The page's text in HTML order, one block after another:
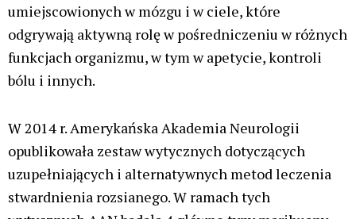
umiejscowionych w mózgu i w ciele, które
odgrywają aktywną rolę w pośredniczeniu w różnych
funkcjach organizmu, w tym w apetycie, kontroli
bólu i innych.
W 2014 r. Amerykańska Akademia Neurologii
opublikowała zestaw wytycznych dotyczących
uzupełniających i alternatywnych metod leczenia
stwardnienia rozsianego. W ramach tych